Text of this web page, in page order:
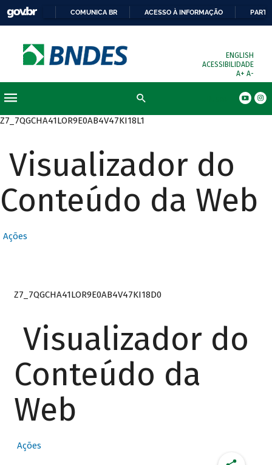
COMUNICA BR ACESSO À INFORMAÇÃO
ENGLISH
ACESSIBILIDADE
A+ A-
Z7_7QGCHA41LOR9E0AB4V47KI18L1
Visualizador do
Conteúdo da Web
Ações
Z7_7QGCHA41LOR9E0AB4V47KI18D0
Visualizador do
Conteúdo da
Web
Ações